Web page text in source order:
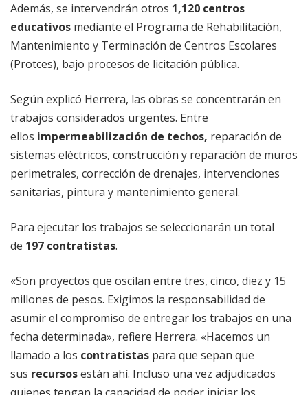
Además, se intervendrán otros 1,120 centros
educativos mediante el Programa de Rehabilitación,
Mantenimiento y Terminación de Centros Escolares
(Protces), bajo procesos de licitación pública.
Según explicó Herrera, las obras se concentrarán en
trabajos considerados urgentes. Entre
ellos impermeabilización de techos, reparación de
sistemas eléctricos, construcción y reparación de muros
perimetrales, corrección de drenajes, intervenciones
sanitarias, pintura y mantenimiento general.
Para ejecutar los trabajos se seleccionarán un total
de 197 contratistas.
«Son proyectos que oscilan entre tres, cinco, diez y 15
millones de pesos. Exigimos la responsabilidad de
asumir el compromiso de entregar los trabajos en una
fecha determinada», refiere Herrera. «Hacemos un
llamado a los contratistas para que sepan que
sus recursosestán ahí. Incluso una vez adjudicados